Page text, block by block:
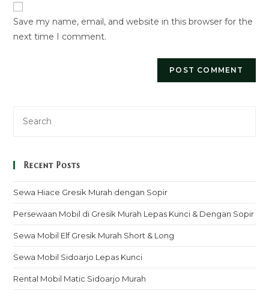
URL
(optional)
Save my name, email, and website in this browser for the
next time I comment.
Recent Posts
Sewa Hiace Gresik Murah dengan Sopir
Persewaan Mobil di Gresik Murah Lepas Kunci & Dengan Sopir
Sewa Mobil Elf Gresik Murah Short & Long
Sewa Mobil Sidoarjo Lepas Kunci
Rental Mobil Matic Sidoarjo Murah